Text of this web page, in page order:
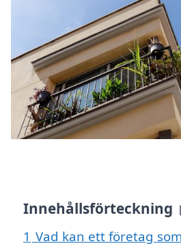
Innehållsförteckning
1 Vad kan ett företag